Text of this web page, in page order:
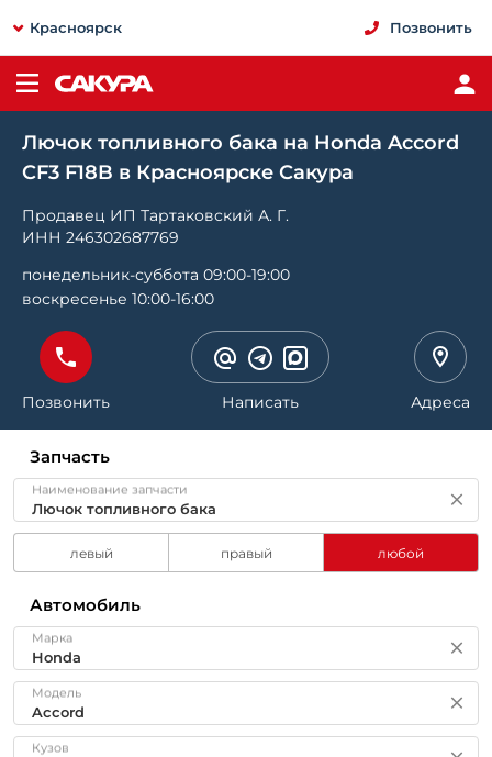
Красноярск Позвонить
Лючок топливного бака на Honda Accord
CF3 F18B в Красноярске Сакура
Продавец ИП Тартаковский А. Г.
ИНН 246302687769
понедельник-суббота 09:00-19:00
воскресенье 10:00-16:00
Позвонить Написать Адреса
Запчасть
Наименование запчасти
левый правый любой
Автомобиль
Марка
Модель
Кузов